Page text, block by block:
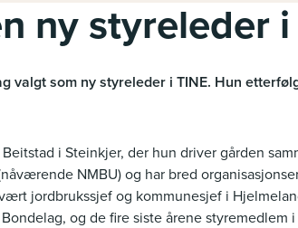
ny styreleder i
valgt som ny styreleder i TINE. Hun
i Steinkjer, der hun driver gården
NMBU) og har bred
jordbrukssjef og kommunesjef i
og de fire siste årene styremedlem i